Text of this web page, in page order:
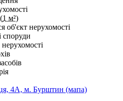
1 м²)
об'єкт нерухомості
споруди
4А, м. Бурштин (мапа)